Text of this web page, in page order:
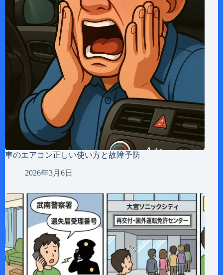
車のエアコン正しい使い方と故障予防
2026年3月6日